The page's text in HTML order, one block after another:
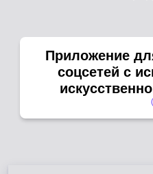
Приложение
соцсетей с